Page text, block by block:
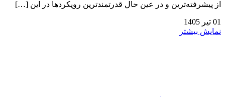
از پیشرفته‌ترین و در عین حال قدرتمندترین رویکردها در این […]
01 تیر 1405
نمایش بیشتر